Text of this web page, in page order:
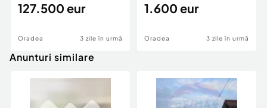
Oradea - Gheorgh...
127.500 eur
Oradea 3 zile în urmă
camere, pe...
1.600 eur
Oradea 3 zile în urmă
Anunturi similare